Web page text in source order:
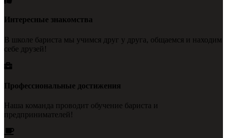
Интересные знакомства
В школе бариста мы учимся друг у друга, общаемся и находим
себе друзей!
Профессиональные достижения
Наша команда проводит обучение бариста и
предпринимателей!